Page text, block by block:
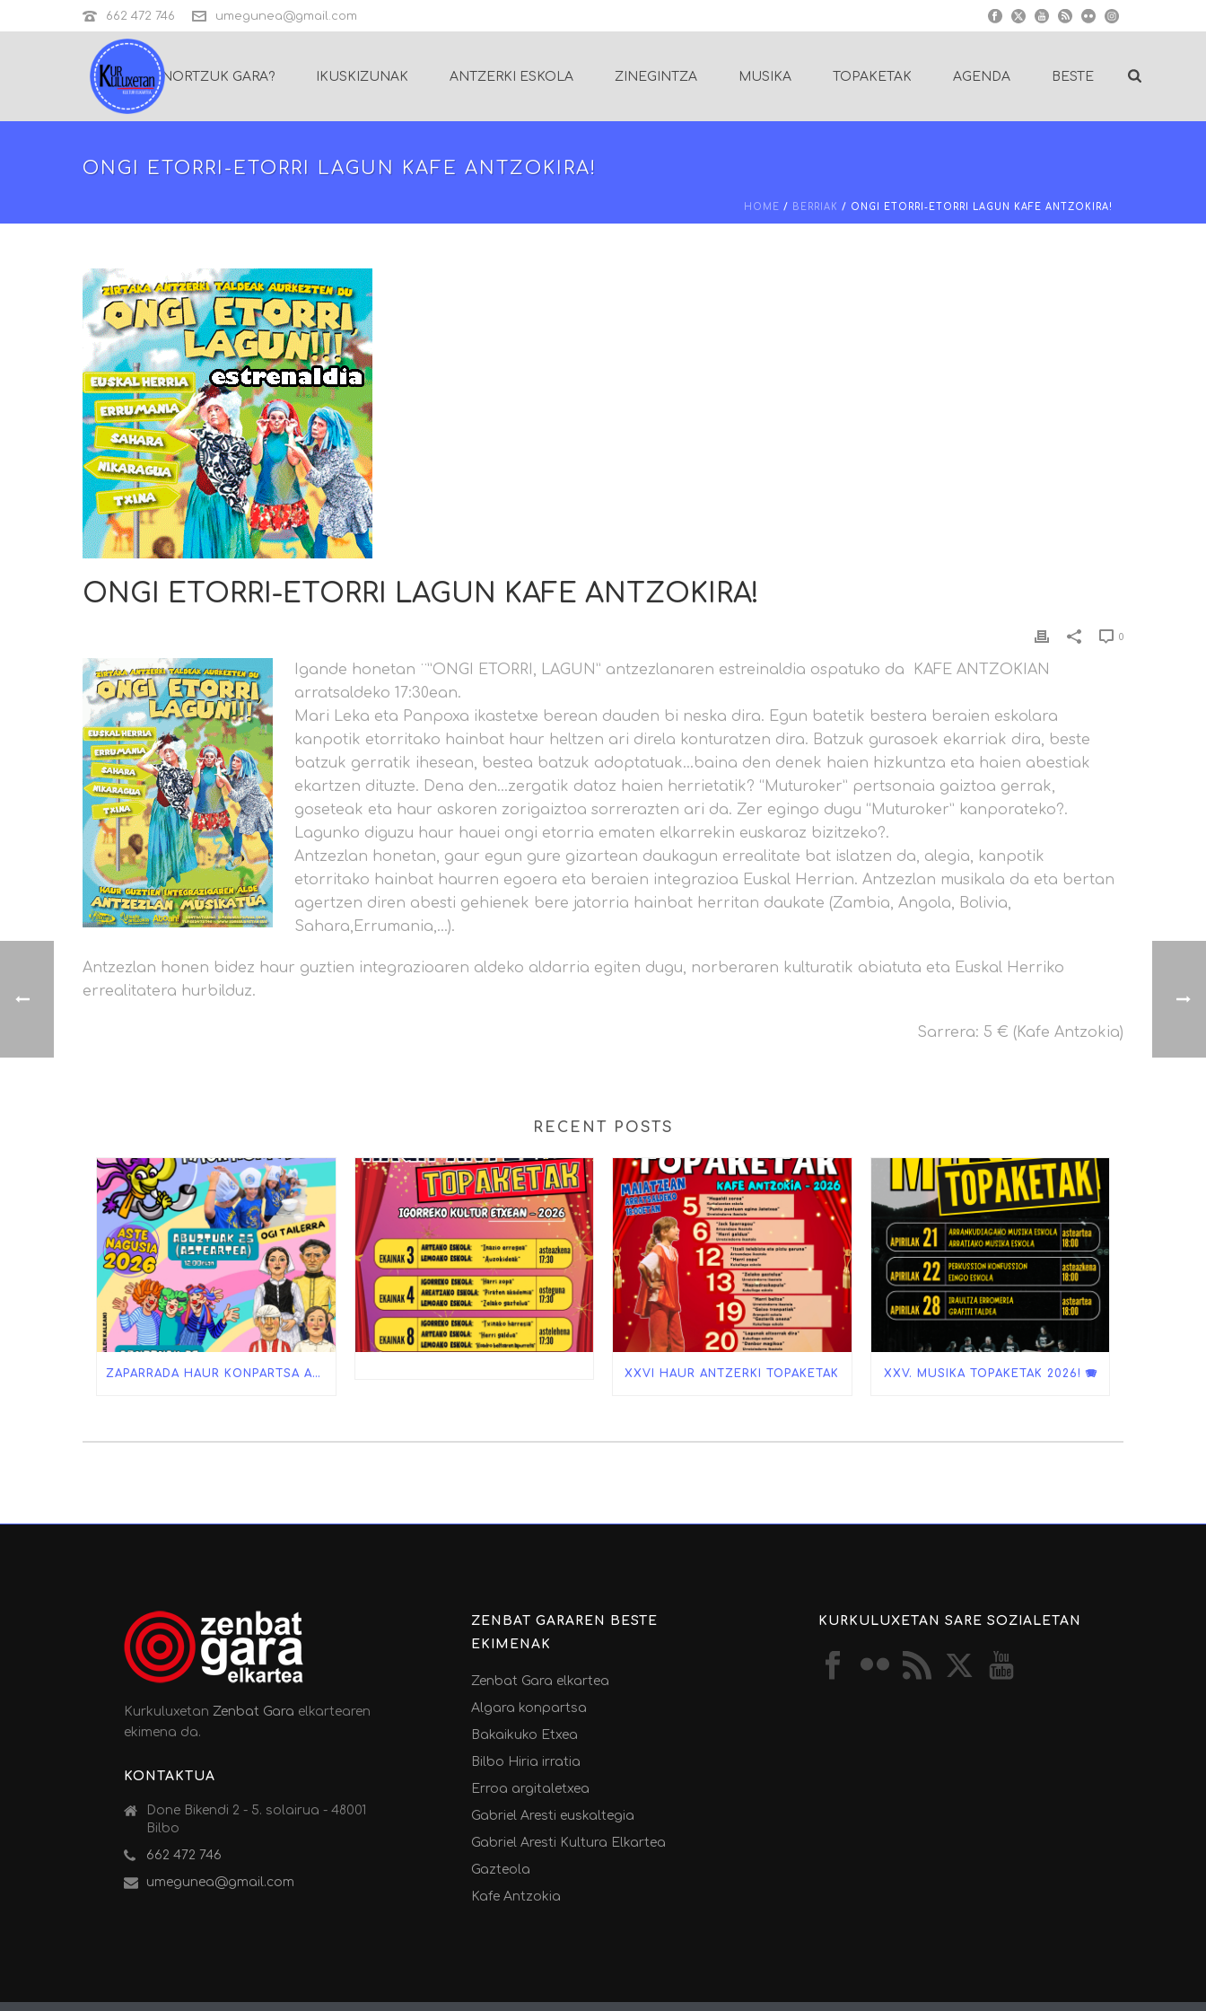
662 472 746 umegunea@gmail.com
NORTZUK GARA? IKUSKIZUNAK ANTZERKI ESKOLA ZINEGINTZA MUSIKA TOPAKETAK AGENDA BESTE
ONGI ETORRI-ETORRI LAGUN KAFE ANTZOKIRA!
HOME / BERRIAK / ONGI ETORRI-ETORRI LAGUN KAFE ANTZOKIRA!
ONGI ETORRI-ETORRI LAGUN KAFE ANTZOKIRA!
0
Igande honetan ¨”ONGI ETORRI, LAGUN” antzezlanaren estreinaldia ospatuko da KAFE ANTZOKIAN
arratsaldeko 17:30ean.
Mari Leka eta Panpoxa ikastetxe berean dauden bi neska dira. Egun batetik bestera beraien eskolara
kanpotik etorritako hainbat haur heltzen ari direla konturatzen dira. Batzuk gurasoek ekarriak dira, beste
batzuk gerratik ihesean, bestea batzuk adoptatuak…baina den denek haien hizkuntza eta haien abestiak
ekartzen dituzte. Dena den…zergatik datoz haien herrietatik? “Muturoker” pertsonaia gaiztoa gerrak,
goseteak eta haur askoren zorigaiztoa sorrerazten ari da. Zer egingo dugu “Muturoker” kanporateko?.
Lagunko diguzu haur hauei ongi etorria ematen elkarrekin euskaraz bizitzeko?.
Antzezlan honetan, gaur egun gure gizartean daukagun errealitate bat islatzen da, alegia, kanpotik
etorritako hainbat haurren egoera eta beraien integrazioa Euskal Herrian. Antzezlan musikala da eta bertan
agertzen diren abesti gehienek bere jatorria hainbat herritan daukate (Zambia, Angola, Bolivia,
Sahara,Errumania,…).
Antzezlan honen bidez haur guztien integrazioaren aldeko aldarria egiten dugu, norberaren kulturatik abiatuta eta Euskal Herriko
errealitatera hurbilduz.
Sarrera: 5 € (Kafe Antzokia)
RECENT POSTS
ZAPARRADA HAUR KONPARTSA ASTE NAGUSIAN! XXVI HAUR ANTZERKI TOPAKETAK XXV. MUSIKA TOPAKETAK 2026! 🪗
KurkuluxetanZenbat Gara elkartearen
ekimena da.
KONTAKTUA
Done Bikendi 2 - 5. solairua - 48001
Bilbo
662 472 746
umegunea@gmail.com
ZENBAT GARAREN BESTE
EKIMENAK
Zenbat Gara elkartea
Algara konpartsa
Bakaikuko Etxea
Bilbo Hiria irratia
Erroa argitaletxea
Gabriel Aresti euskaltegia
Gabriel Aresti Kultura Elkartea
Gazteola
Kafe Antzokia
KURKULUXETAN SARE SOZIALETAN